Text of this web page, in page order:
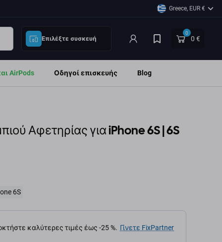
Greece, EUR €
Επιλέξτε συσκευή
0
0 €
AirPods Οδηγοί επισκευής Blog
Αφετηρίας για iPhone 6S | 6S
6S
καλύτερες τιμές έως -25 %. Γίνετε FixPartner